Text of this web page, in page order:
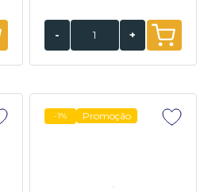
- +
-1% Promoção